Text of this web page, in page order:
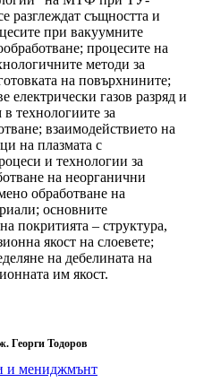
разглеждат същността и
при вакуумните
процесите на
методи за
на повърхнините;
електрически газов разряд и
технологиите за
взаимодействието на
на плазмата с
и технологии за
на неорганични
обработване на
основните
покритията – структура,
якост на слоевете;
на дебелината на
им якост.
Георги Тодоров
и мениджмънт